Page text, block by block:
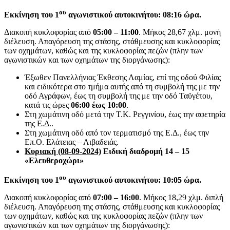
Εκκίνηση του 1ου αγωνιστικού αυτοκινήτου: 08:16 ώρα.
Διακοπή κυκλοφορίας από 05:00 – 11:00. Μήκος 28,67 χλμ. μονή
διέλευση. Απαγόρευση της στάσης, στάθμευσης και κυκλοφορίας
των οχημάτων, καθώς και της κυκλοφορίας πεζών (πλην των
αγωνιστικών και των οχημάτων της διοργάνωσης):
Έξωθεν Πανελλήνιας Έκθεσης Λαμίας, επί της οδού Φιλίας
και ειδικότερα στο τμήμα αυτής από τη συμβολή της με την
οδό Αγράφων, έως τη συμβολή της με την οδό Ταϋγέτου,
κατά τις ώρες 06:00 έως 10:00.
Στη χωμάτινη οδό μετά την Τ.Κ. Ρεγγινίου, έως την αφετηρία
της Ε.Δ..
Στη χωμάτινη οδό από τον τερματισμό της Ε.Δ., έως την
Επ.Ο. Ελάτειας – Λιβαδειάς.
Κυριακή (08-09-2024) Ειδική διαδρομή 14 – 15
«Ελευθεροχώρι»
Εκκίνηση του 1ου αγωνιστικού αυτοκινήτου: 10:05 ώρα.
Διακοπή κυκλοφορίας από 07:00 – 16:00. Μήκος 18,29 χλμ. διπλή
διέλευση. Απαγόρευση της στάσης, στάθμευσης και κυκλοφορίας
των οχημάτων, καθώς και της κυκλοφορίας πεζών (πλην των
αγωνιστικών και των οχημάτων της διοργάνωσης):